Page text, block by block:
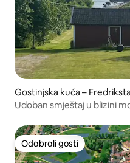
Gostinjska kuća –
Udoban smještaj u blizini
Odabrali gosti
Odabrali gosti